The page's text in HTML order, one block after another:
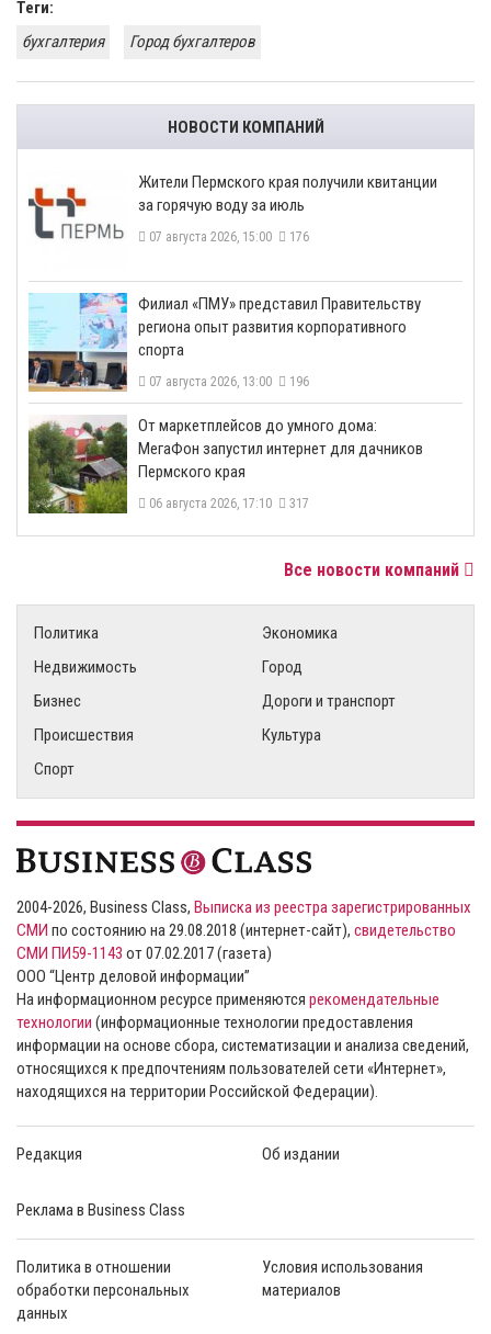
Теги:
бухгалтерия
Город бухгалтеров
НОВОСТИ КОМПАНИЙ
​Жители Пермского края получили квитанции
за горячую воду за июль
07 августа 2026, 15:00 176
​Филиал «ПМУ» представил Правительству
региона опыт развития корпоративного
спорта
07 августа 2026, 13:00 196
От маркетплейсов до умного дома:
МегаФон запустил интернет для дачников
Пермского края
06 августа 2026, 17:10 317
Все новости компаний
Политика
Экономика
Недвижимость
Город
Бизнес
Дороги и транспорт
Происшествия
Культура
Спорт
2004-2026, Business Class, Выписка из реестра зарегистрированных
СМИ по состоянию на 29.08.2018 (интернет-сайт), свидетельство
СМИ ПИ59-1143 от 07.02.2017 (газета)
ООО “Центр деловой информации”
На информационном ресурсе применяются рекомендательные
технологии (информационные технологии предоставления
информации на основе сбора, систематизации и анализа сведений,
относящихся к предпочтениям пользователей сети «Интернет»,
находящихся на территории Российской Федерации).
Редакция Об издании
Реклама в Business Class
Политика в отношении
обработки персональных
данных
Условия использования
материалов